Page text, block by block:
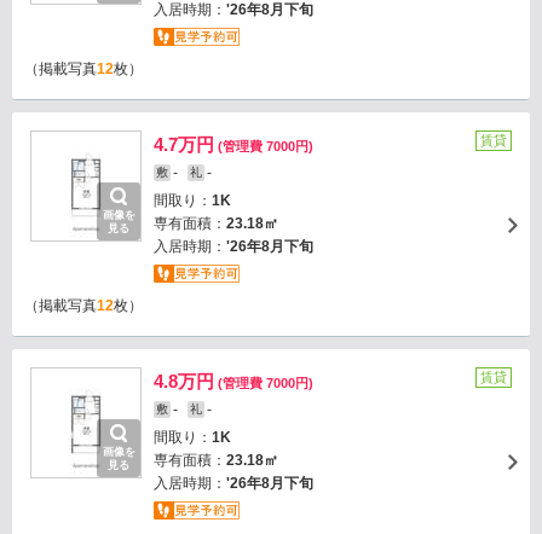
入居時期： '26年8月下旬
（掲載写真12枚）
画像を
見る
4.7万円 (管理費 7000円)
敷 - 礼 -
間取り： 1K
専有面積： 23.18㎡
入居時期： '26年8月下旬
賃貸
（掲載写真12枚）
画像を
見る
4.8万円 (管理費 7000円)
敷 - 礼 -
間取り： 1K
専有面積： 23.18㎡
入居時期： '26年8月下旬
賃貸